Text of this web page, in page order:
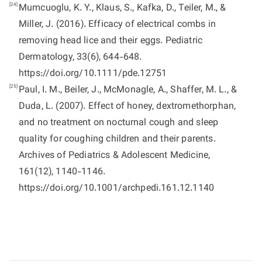
[24] Mumcuoglu, K. Y., Klaus, S., Kafka, D., Teiler, M., &
Miller, J. (2016). Efficacy of electrical combs in
removing head lice and their eggs. Pediatric
Dermatology, 33(6), 644-648.
https://doi.org/10.1111/pde.12751
[25] Paul, I. M., Beiler, J., McMonagle, A., Shaffer, M. L., &
Duda, L. (2007). Effect of honey, dextromethorphan,
and no treatment on nocturnal cough and sleep
quality for coughing children and their parents.
Archives of Pediatrics & Adolescent Medicine,
161(12), 1140-1146.
https://doi.org/10.1001/archpedi.161.12.1140